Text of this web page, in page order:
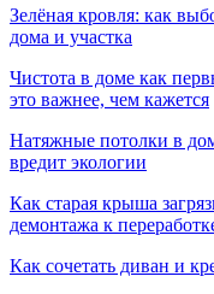
Зелёная кровля: как
дома и участка
Чистота в доме как
это важнее, чем кажется
Натяжные потолки в
вредит экологии
Как старая крыша
демонтажа к
Как сочетать диван и